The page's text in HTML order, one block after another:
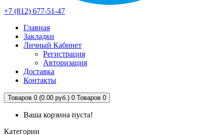
+7 (812) 677-51-47
Главная
Закладки
Личный Кабинет
Регистрация
Авторизация
Доставка
Контакты
Товаров 0 (0.00 руб.) 0 Товаров 0
Ваша корзина пуста!
Категории